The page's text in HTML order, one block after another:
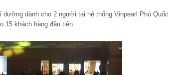
dành cho 2 người tại hệ thống Vinpearl Phú Quốc
15 khách hàng đầu tiên.